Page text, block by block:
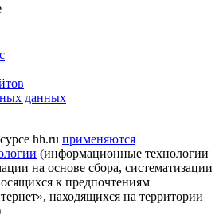
данных
hh.ru применяются
(информационные технологии
на основе сбора, систематизации
к предпочтениям
находящихся на территории